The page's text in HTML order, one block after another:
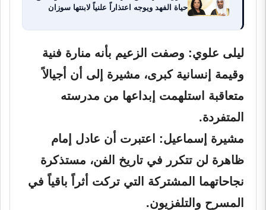
حياة الفهد ويوجه اعتذاراً علنياً لابنتها سوزان
ليلى علوي: وصفت الزعيم بأنه منارة فنية
وقيمة إنسانية كبرى، مشيرة إلى أن أجيالاً
متعاقبة استلهمت إبداعها من مدرسته
المتفردة.
مشيرة إسماعيل: اعتبرت أن عادل إمام
ظاهرة لن تتكرر في تاريخ الفن، مستذكرة
نجاحاتهما المشتركة التي تركت أثراً باقياً في
المسرح والتلفزيون.